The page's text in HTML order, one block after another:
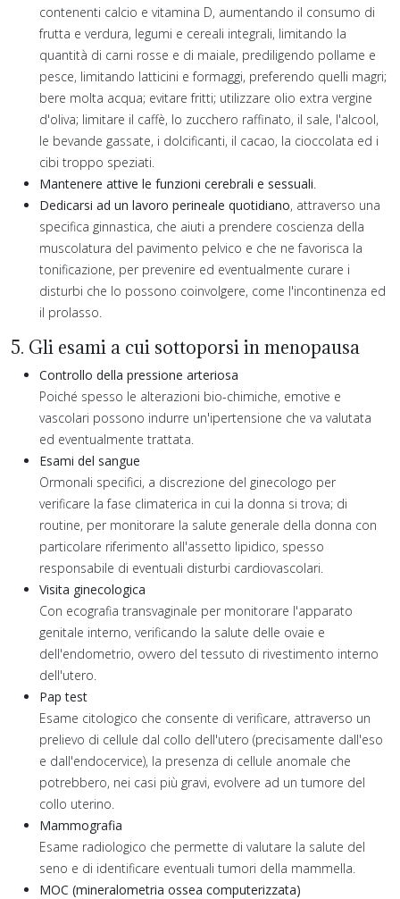
contenenti calcio e vitamina D, aumentando il consumo di
frutta e verdura, legumi e cereali integrali, limitando la
quantità di carni rosse e di maiale, prediligendo pollame e
pesce, limitando latticini e formaggi, preferendo quelli magri;
bere molta acqua; evitare fritti; utilizzare olio extra vergine
d'oliva; limitare il caffè, lo zucchero raffinato, il sale, l'alcool,
le bevande gassate, i dolcificanti, il cacao, la cioccolata ed i
cibi troppo speziati.
Mantenere attive le funzioni cerebrali e sessuali.
Dedicarsi ad un lavoro perineale quotidiano, attraverso una
specifica ginnastica, che aiuti a prendere coscienza della
muscolatura del pavimento pelvico e che ne favorisca la
tonificazione, per prevenire ed eventualmente curare i
disturbi che lo possono coinvolgere, come l'incontinenza ed
il prolasso.
5. Gli esami a cui sottoporsi in menopausa
Controllo della pressione arteriosa
Poiché spesso le alterazioni bio-chimiche, emotive e
vascolari possono indurre un'ipertensione che va valutata
ed eventualmente trattata.
Esami del sangue
Ormonali specifici, a discrezione del ginecologo per
verificare la fase climaterica in cui la donna si trova; di
routine, per monitorare la salute generale della donna con
particolare riferimento all'assetto lipidico, spesso
responsabile di eventuali disturbi cardiovascolari.
Visita ginecologica
Con ecografia transvaginale per monitorare l'apparato
genitale interno, verificando la salute delle ovaie e
dell'endometrio, ovvero del tessuto di rivestimento interno
dell'utero.
Pap test
Esame citologico che consente di verificare, attraverso un
prelievo di cellule dal collo dell'utero (precisamente dall'eso
e dall'endocervice), la presenza di cellule anomale che
potrebbero, nei casi più gravi, evolvere ad un tumore del
collo uterino.
Mammografia
Esame radiologico che permette di valutare la salute del
seno e di identificare eventuali tumori della mammella.
MOC (mineralometria ossea computerizzata)